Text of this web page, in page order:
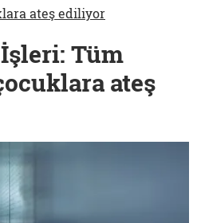
ateş ediliyor
Tüm
ateş